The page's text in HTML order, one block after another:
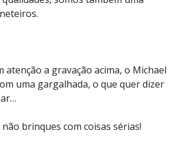
atenção a gravação acima, o Michael
uma gargalhada, o que quer dizer
não brinques com coisas sérias!